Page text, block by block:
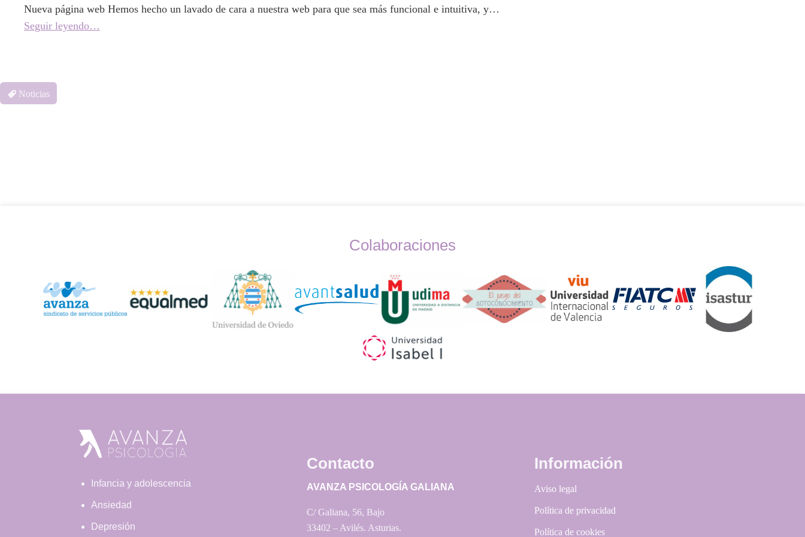
Nueva página web Hemos hecho un lavado de cara a nuestra web para que sea más funcional e intuitiva, y…
Seguir leyendo…
Noticias
Widget
Logos
Colaboraciones
Infancia y adolescencia
Ansiedad
Depresión
Contacto
AVANZA PSICOLOGÍA GALIANA
C/ Galiana, 56, Bajo
33402 – Avilés. Asturias.
Información
Aviso legal
Política de privacidad
Política de cookies